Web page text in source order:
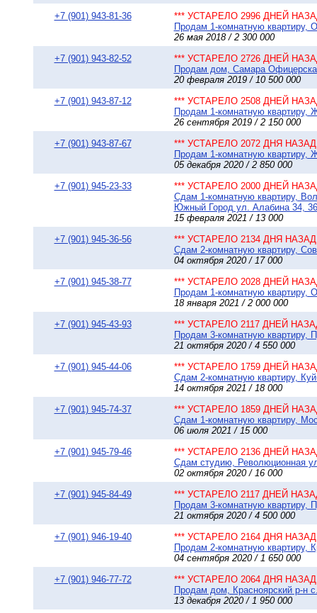
+7 (901) 943-81-36
*** УСТАРЕЛО 2996 ДНЕЙ
Продам 1-комнатную квартиру,
26 мая 2018 / 2 300 000
+7 (901) 943-82-52
*** УСТАРЕЛО 2726 ДНЕЙ
Продам дом, Самара
20 февраля 2019 / 10 500 000
+7 (901) 943-87-12
*** УСТАРЕЛО 2508 ДНЕЙ
Продам 1-комнатную квартиру,
26 сентября 2019 / 2 150 000
+7 (901) 943-87-67
*** УСТАРЕЛО 2072 ДНЯ НАЗАД
Продам 1-комнатную квартиру,
05 декабря 2020 / 2 850 000
+7 (901) 945-23-33
*** УСТАРЕЛО 2000 ДНЕЙ
Сдам 1-комнатную квартиру,
Южный Город ул. Алабина 34,
15 февраля 2021 / 13 000
+7 (901) 945-36-56
*** УСТАРЕЛО 2134 ДНЯ НАЗАД
Сдам 2-комнатную квартиру,
04 октября 2020 / 17 000
+7 (901) 945-38-77
*** УСТАРЕЛО 2028 ДНЕЙ
Продам 1-комнатную квартиру,
18 января 2021 / 2 000 000
+7 (901) 945-43-93
*** УСТАРЕЛО 2117 ДНЕЙ
Продам 3-комнатную квартиру,
21 октября 2020 / 4 550 000
+7 (901) 945-44-06
*** УСТАРЕЛО 1759 ДНЕЙ
Сдам 2-комнатную квартиру,
14 октября 2021 / 18 000
+7 (901) 945-74-37
*** УСТАРЕЛО 1859 ДНЕЙ
Сдам 1-комнатную квартиру,
06 июля 2021 / 15 000
+7 (901) 945-79-46
*** УСТАРЕЛО 2136 ДНЕЙ
Сдам студию, Революционная
02 октября 2020 / 16 000
+7 (901) 945-84-49
*** УСТАРЕЛО 2117 ДНЕЙ
Продам 3-комнатную квартиру,
21 октября 2020 / 4 500 000
+7 (901) 946-19-40
*** УСТАРЕЛО 2164 ДНЯ НАЗАД
Продам 2-комнатную квартиру,
04 сентября 2020 / 1 650 000
+7 (901) 946-77-72
*** УСТАРЕЛО 2064 ДНЯ НАЗАД
Продам дом, Красноярский р-н
13 декабря 2020 / 1 950 000